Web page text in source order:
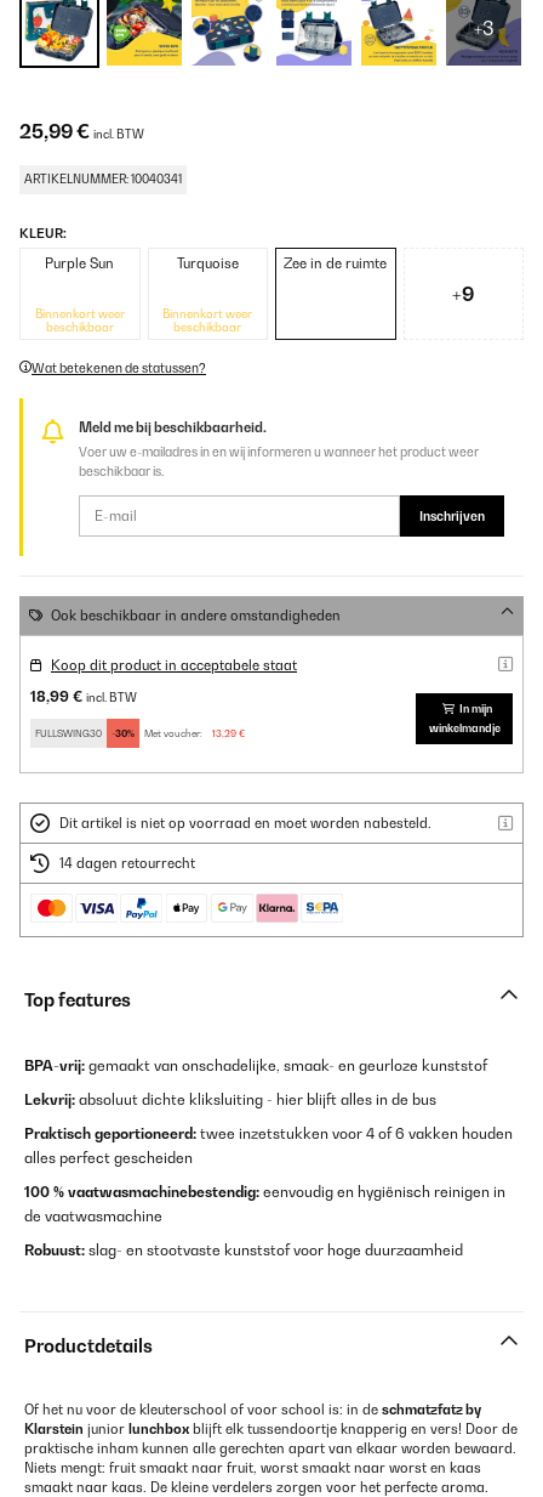
+3
25,99 € incl. BTW
ARTIKELNUMMER: 10040341
KLEUR:
Purple Sun
Binnenkort weer
beschikbaar
Turquoise
Binnenkort weer
beschikbaar
Zee in de ruimte
+9
Wat betekenen de statussen?
Meld me bij beschikbaarheid.
Voer uw e-mailadres in en wij informeren u wanneer het product weer
beschikbaar is.
Inschrijven
Ook beschikbaar in andere omstandigheden
Koop dit product in acceptabele staat
18,99 € incl. BTW
FULLSWING30 -30% Met voucher: 13,29 €
In mijn
winkelmandje
Dit artikel is niet op voorraad en moet worden nabesteld.
14 dagen retourrecht
Top features
BPA-vrij: gemaakt van onschadelijke, smaak- en geurloze kunststof
Lekvrij: absoluut dichte kliksluiting - hier blijft alles in de bus
Praktisch geportioneerd: twee inzetstukken voor 4 of 6 vakken houden
alles perfect gescheiden
100 % vaatwasmachinebestendig: eenvoudig en hygiënisch reinigen in
de vaatwasmachine
Robuust: slag- en stootvaste kunststof voor hoge duurzaamheid
Productdetails
Of het nu voor de kleuterschool of voor school is: in de schmatzfatz by
Klarstein junior lunchbox blijft elk tussendoortje knapperig en vers! Door de
praktische inham kunnen alle gerechten apart van elkaar worden bewaard.
Niets mengt: fruit smaakt naar fruit, worst smaakt naar worst en kaas
smaakt naar kaas. De kleine verdelers zorgen voor het perfecte aroma.